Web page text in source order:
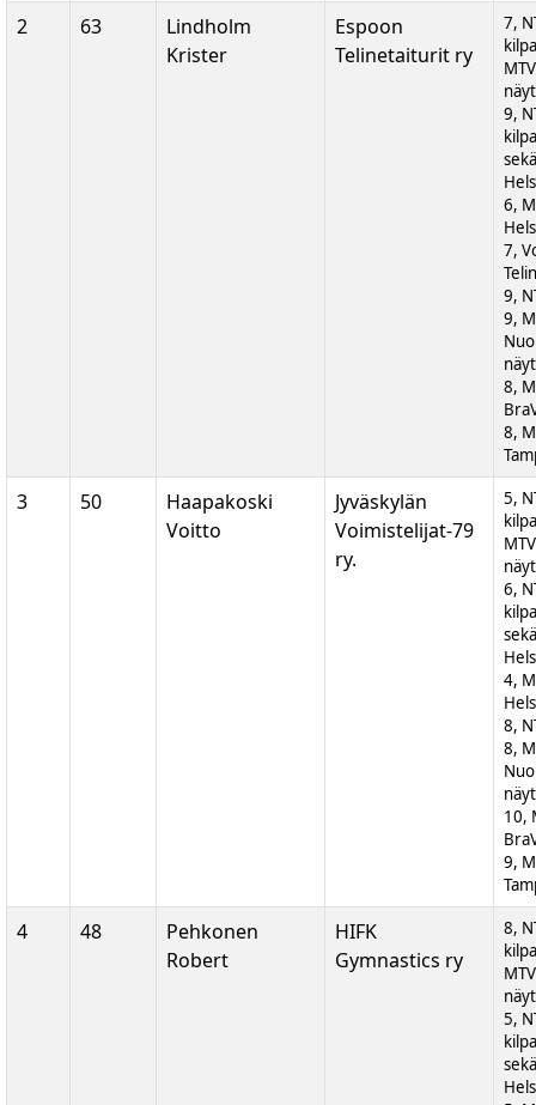
2 63
Lindholm
Krister
Espoon
Telinetaiturit ry
7,
9,
6,
7,
9,
9,
8,
8,
3 50
Haapakoski
Voitto
Jyväskylän
Voimistelijat-79
ry.
5,
6,
4,
8,
8,
10,
9,
4 48
Pehkonen
Robert
HIFK
Gymnastics ry
8,
5,